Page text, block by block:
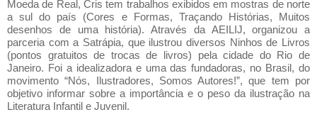
Moeda de Real, Cris tem trabalhos exibidos em mostras de norte
a sul do país (Cores e Formas, Traçando Histórias, Muitos
desenhos de uma história). Através da AEILIJ, organizou a
parceria com a Satrápia, que ilustrou diversos Ninhos de Livros
(pontos gratuitos de trocas de livros) pela cidade do Rio de
Janeiro. Foi a idealizadora e uma das fundadoras, no Brasil, do
movimento “Nós, Ilustradores, Somos Autores!”, que tem por
objetivo informar sobre a importância e o peso da ilustração na
Literatura Infantil e Juvenil.